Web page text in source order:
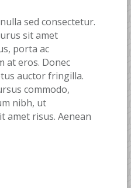
sed consectetur.
sit amet
porta ac
at eros. Donec
auctor fringilla.
commodo,
nibh, ut
amet risus. Aenean